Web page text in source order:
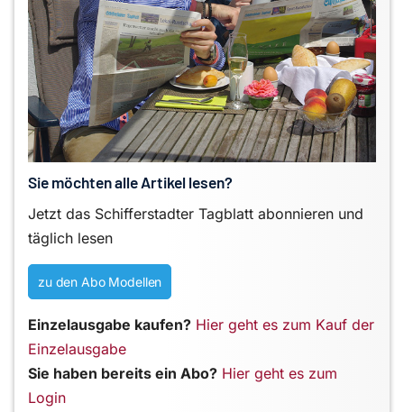
Sie möchten alle Artikel lesen?
Jetzt das Schifferstadter Tagblatt abonnieren und
täglich lesen
zu den Abo Modellen
Einzelausgabe kaufen? Hier geht es zum Kauf der
Einzelausgabe
Sie haben bereits ein Abo? Hier geht es zum
Login